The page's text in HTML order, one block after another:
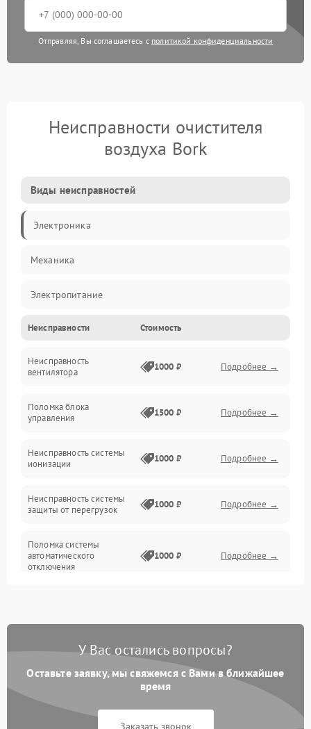
Отправляя, Вы соглашаетесь с политикой конфиденциальности
Неисправности очистителя
воздуха Bork
Виды неисправностей
Электроника
Механика
Электропитание
Фильтры
Механические повреждения
Сеть
Неисправности Стоимость
Неисправность
вентилятора
1000 ₽ Подробнее →
Поломка блока
управления
1500 ₽ Подробнее →
Неисправность системы
ионизации
1000 ₽ Подробнее →
Неисправность системы
защиты от перегрузок
1000 ₽ Подробнее →
Поломка системы
автоматического
отключения
1000 ₽ Подробнее →
замыкания
Повреждение системы
защиты от перегрева
1000 ₽
Неисправность системы
У Вас остались вопросы?
Оставьте заявку, мы свяжемся с Вами в ближайшее
время
Заказать звонок